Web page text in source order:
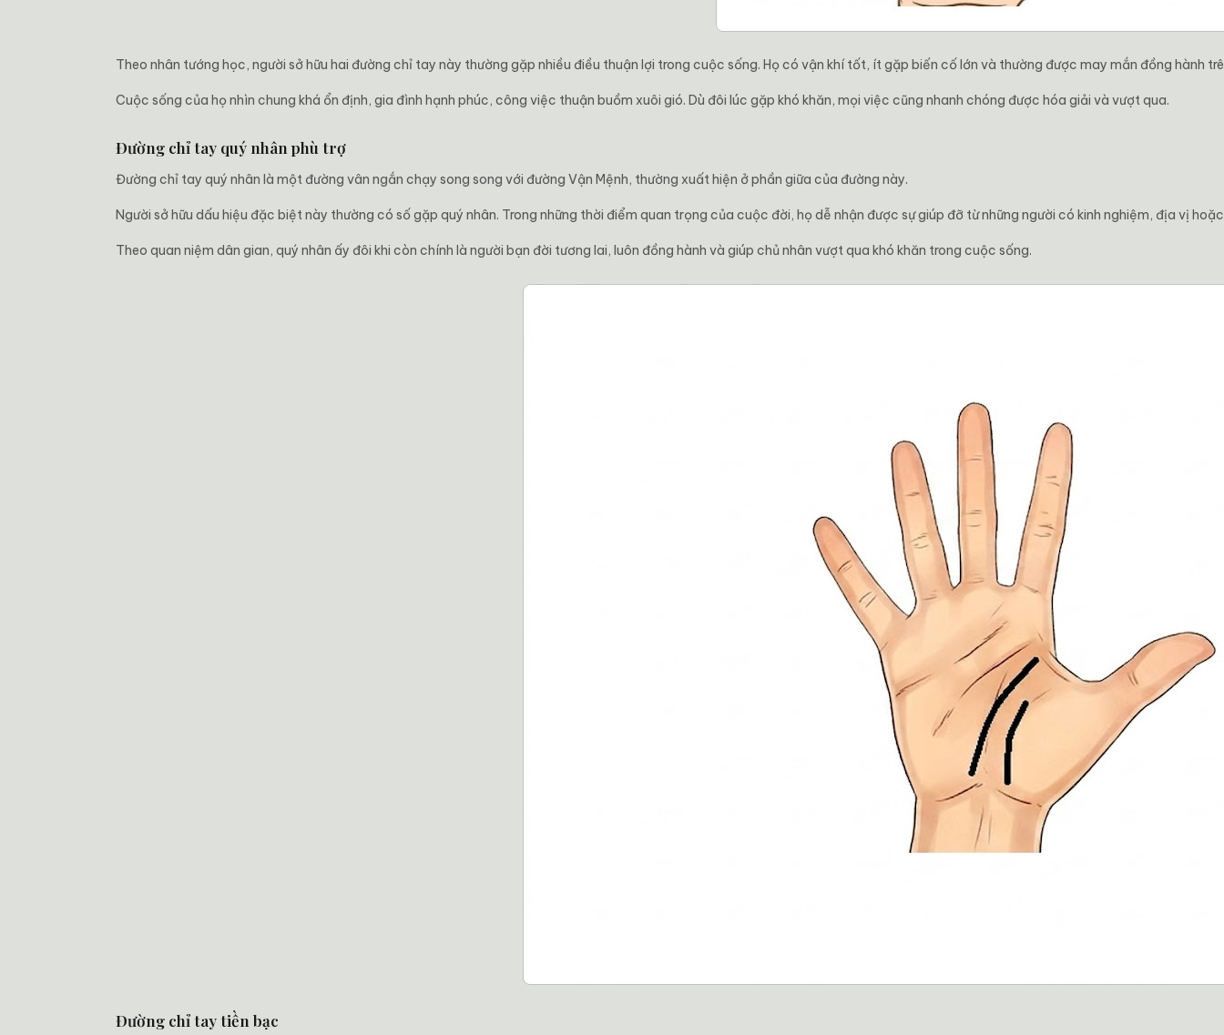
Theo nhân tướng học, người sở hữu hai đường chỉ tay này thường gặp nhiều điều thuận lợi trong cuộc sống. Họ có vận khí tốt, ít gặp biến cố lớn và thường được may mắn đồng hành
Cuộc sống của họ nhìn chung khá ổn định, gia đình hạnh phúc, công việc thuận buồm xuôi gió. Dù đôi lúc gặp khó khăn, mọi việc cũng nhanh chóng được hóa giải và vượt qua.
Đường chỉ tay quý nhân phù trợ
Đường chỉ tay quý nhân là một đường vân ngắn chạy song song với đường Vận Mệnh, thường xuất hiện ở phần giữa của đường này.
Người sở hữu dấu hiệu đặc biệt này thường có số gặp quý nhân. Trong những thời điểm quan trọng của cuộc đời, họ dễ nhận được sự giúp đỡ từ những người có kinh nghiệm, địa vị
Theo quan niệm dân gian, quý nhân ấy đôi khi còn chính là người bạn đời tương lai, luôn đồng hành và giúp chủ nhân vượt qua khó khăn trong cuộc sống.
Đường chỉ tay tiền bạc